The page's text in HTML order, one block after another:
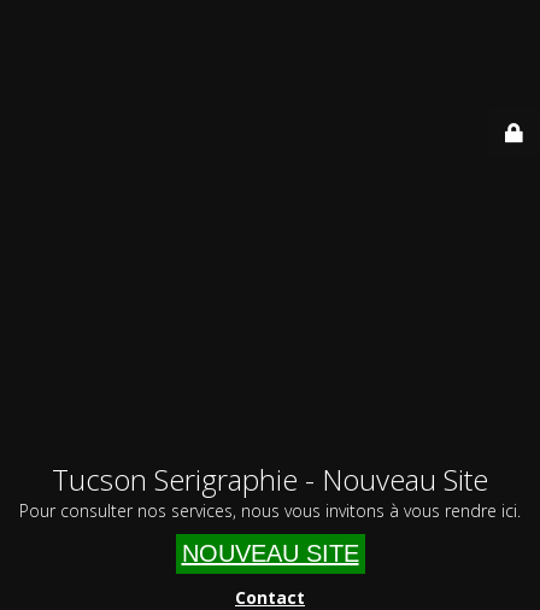
Tucson Serigraphie - Nouveau Site
Pour consulter nos services, nous vous invitons à vous rendre ici.
NOUVEAU SITE
Contact